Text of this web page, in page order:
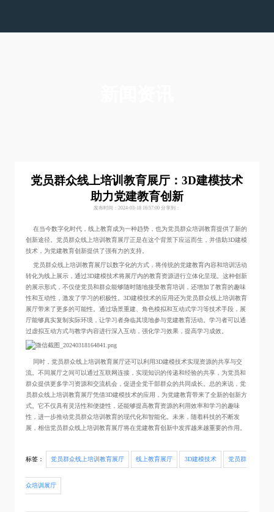
党员群众线上培训教育展厅：3D建模技术
助力党建教育创新
发布时间：2024-03-18 16:57:00 分享到：
在当今数字化时代，线上教育成为一种趋势，也为党员群众培训教育提供了新的
创新途径。党员群众线上培训教育展厅正是在这个背景下应运而生，并借助3D建模
技术，为党建教育创新提供了强有力的支持。
党员群众线上培训教育展厅以数字化的方式，将传统的党建教育内容和培训活动
转化为线上展示，通过3D建模技术将展厅内的教育资源进行立体化呈现。这种创新
的展示形式，不仅使党员和群众能够随时随地接受教育培训，还增加了教育的趣味
性和互动性，激发了学习的积极性。3D建模技术的应用还为党员群众线上培训教育
展厅带来了更多的可能性。通过场景重建、角色模拟和互动式学习等技术手段，展
厅能够真实复制实际环境，让学习者身临其境地参与党建教育活动。学习者可以通
过虚拟互动方式与教学内容进行深入互动，强化学习效果，提高学习成效。
同时，党员群众线上培训教育展厅还可以利用3D建模技术实现资源的共享与交
流。不同展厅之间可以通过互联网连接，实现知识的传递和经验的共享，为党员和
群众提供更多学习资源和交流机会，促进全党干部群众的共同成长。总的来说，党
员群众线上培训教育展厅凭借3D建模技术的应用，为党建教育带来了全新的创新方
式。它不仅具有灵活性和便捷性，还能够提高教育资源的利用效率和学习的趣味
性，进一步推动党员群众培训教育的现代化和智能化。未来，随着科技的不断发
展，相信党员群众线上培训教育展厅将在党建教育创新中发挥越来越重要的作用。
标签： 党员群众线上培训教育展厅 线上教育展厅 3D建模技术 党员群
众培训展厅